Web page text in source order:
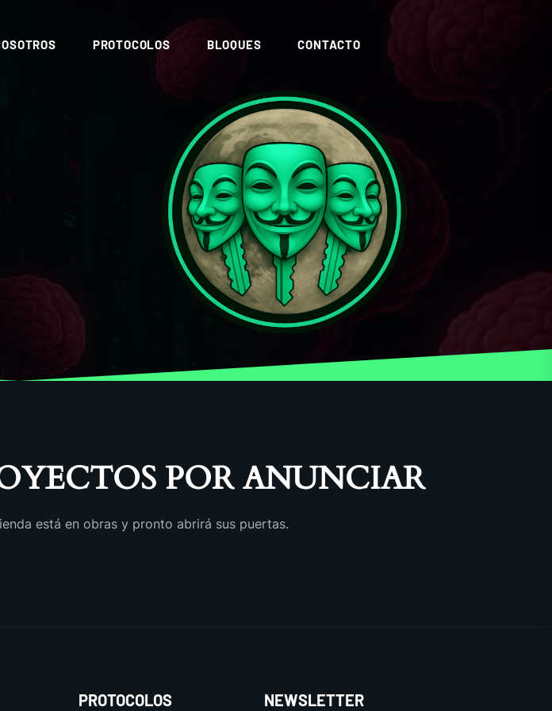
PROTOCOLOS BLOQUES CONTACTO
POR ANUNCIAR
está en obras y pronto abrirá sus puertas.
PROTOCOLOS NEWSLETTER